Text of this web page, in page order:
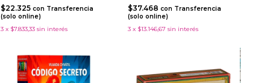
$22.325 con Transferencia
(solo online)
3 x $7.833,33 sin interés
$37.468con Transferencia
(solo online)
3 x $13.146,67 sin interés